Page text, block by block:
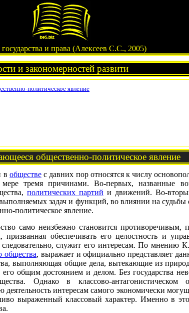
государства и права (Алексеев С.С., 2005)
и закономерностей развити
политическое явление
общественно-политическое явление
в обществес давних пор относятся к числу
мере тремя причинами. Во-первых, названные
политических партий и движений. Во-
задач и функций, во влиянии на судьбы
политическое явление.
само неизбежно становится противоречивым,
обеспечивать его целостность и
служит его интересам. По мнению
общества, выражает и официально представляет
выполняющая общие дела, вытекающие из
его общим достоянием и делом. Без государства
Однако в классово-антагонистическом
интересам самого экономически
выраженный классовый характер. Именно в